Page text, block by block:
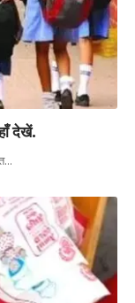
देखें.